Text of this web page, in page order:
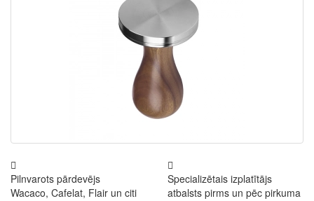
Pilnvarots pārdevējs
Wacaco, Cafelat, Flair un citi
Specializētais izplatītājs
atbalsts pirms un pēc pirkuma